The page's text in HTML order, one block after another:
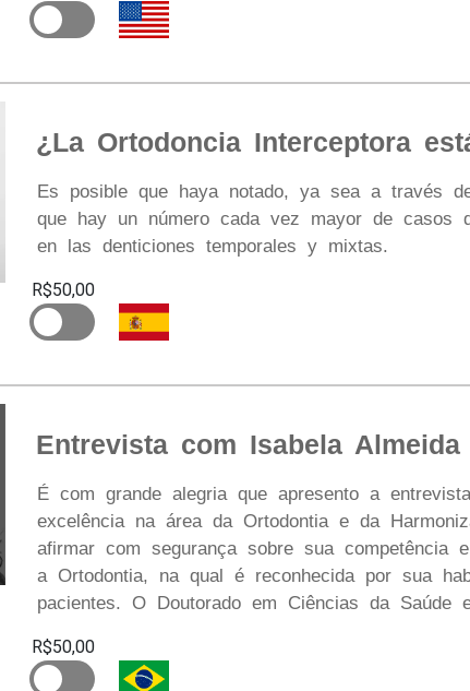
¿La Ortodoncia Interceptora
Es posible que haya notado, ya sea a través
que hay un número cada vez mayor de casos
en las denticiones temporales y mixtas.
R$50,00
Entrevista com Isabela Almeida
É com grande alegria que apresento a
excelência na área da Ortodontia e da
afirmar com segurança sobre sua competência
a Ortodontia, na qual é reconhecida por sua
pacientes. O Doutorado em Ciências da Saúde
R$50,00